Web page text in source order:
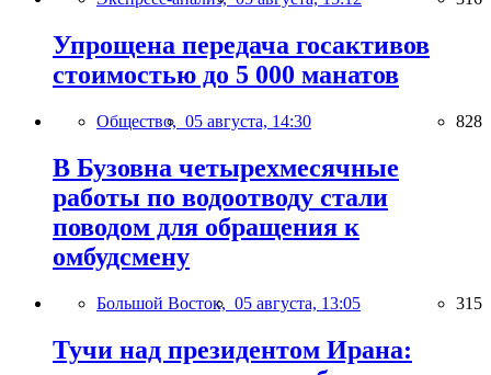
Упрощена передача госактивов
стоимостью до 5 000 манатов
Общество, 05 августа, 14:30 828
В Бузовна четырехмесячные
работы по водоотводу стали
поводом для обращения к
омбудсмену
Большой Восток, 05 августа, 13:05 315
Тучи над президентом Ирана: